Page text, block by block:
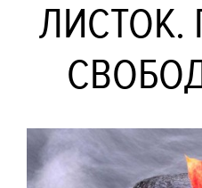
ЛИСТОК.